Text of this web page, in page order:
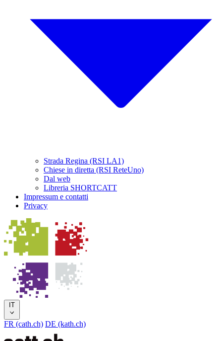
Strada Regina (RSI LA1)
Chiese in diretta (RSI ReteUno)
Dal web
Libreria SHORTCATT
Impressum e contatti
Privacy
IT
FR (cath.ch) DE (kath.ch)